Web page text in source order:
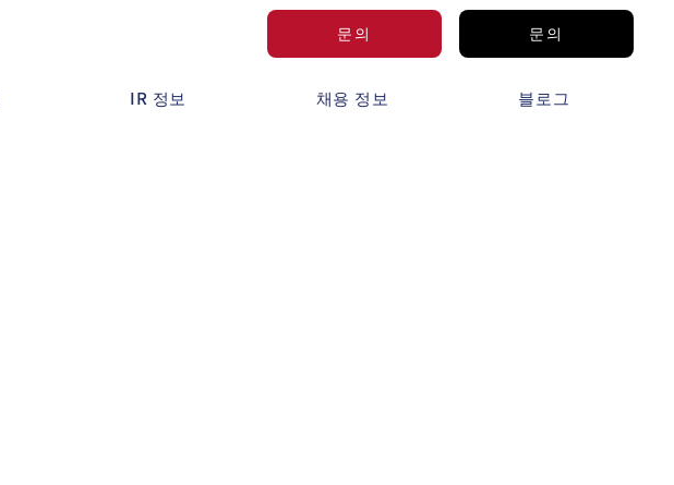
문의 문의
IR 정보 채용 정보 블로그